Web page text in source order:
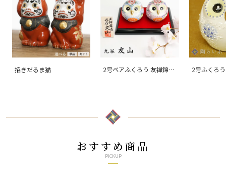
招きだるま猫
2号ペアふくろう 友禅錦
2号ふくろ
おすすめ商品
PICKUP